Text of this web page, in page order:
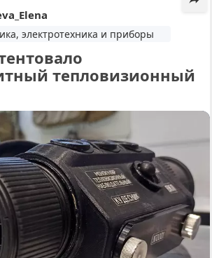
электротехника и приборы
тепловизионный